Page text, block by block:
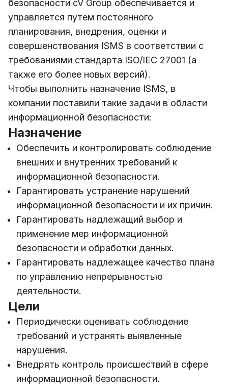
безопасности cV Group обеспечивается и
управляется путем постоянного
планирования, внедрения, оценки и
совершенствования ISMS в соответствии с
требованиями стандарта ISO/IEC 27001 (а
также его более новых версий).
Чтобы выполнить назначение ISMS, в
компании поставили такие задачи в области
информационной безопасности:
Назначение
Обеспечить и контролировать соблюдение
внешних и внутренних требований к
информационной безопасности.
Гарантировать устранение нарушений
информационной безопасности и их причин.
Гарантировать надлежащий выбор и
применение мер информационной
безопасности и обработки данных.
Гарантировать надлежащее качество плана
по управлению непрерывностью
деятельности.
Цели
Периодически оценивать соблюдение
требований и устранять выявленные
нарушения.
Внедрять контроль происшествий в сфере
информационной безопасности.